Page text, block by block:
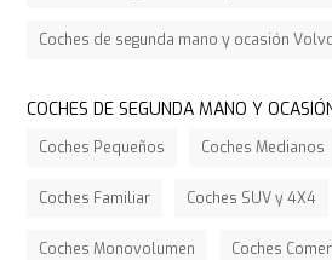
Coches de segunda mano y ocasión
COCHES DE SEGUNDA MANO Y
Coches Pequeños Coches Medianos
Coches Familiar Coches SUV y 4X4
Coches Monovolumen Coches